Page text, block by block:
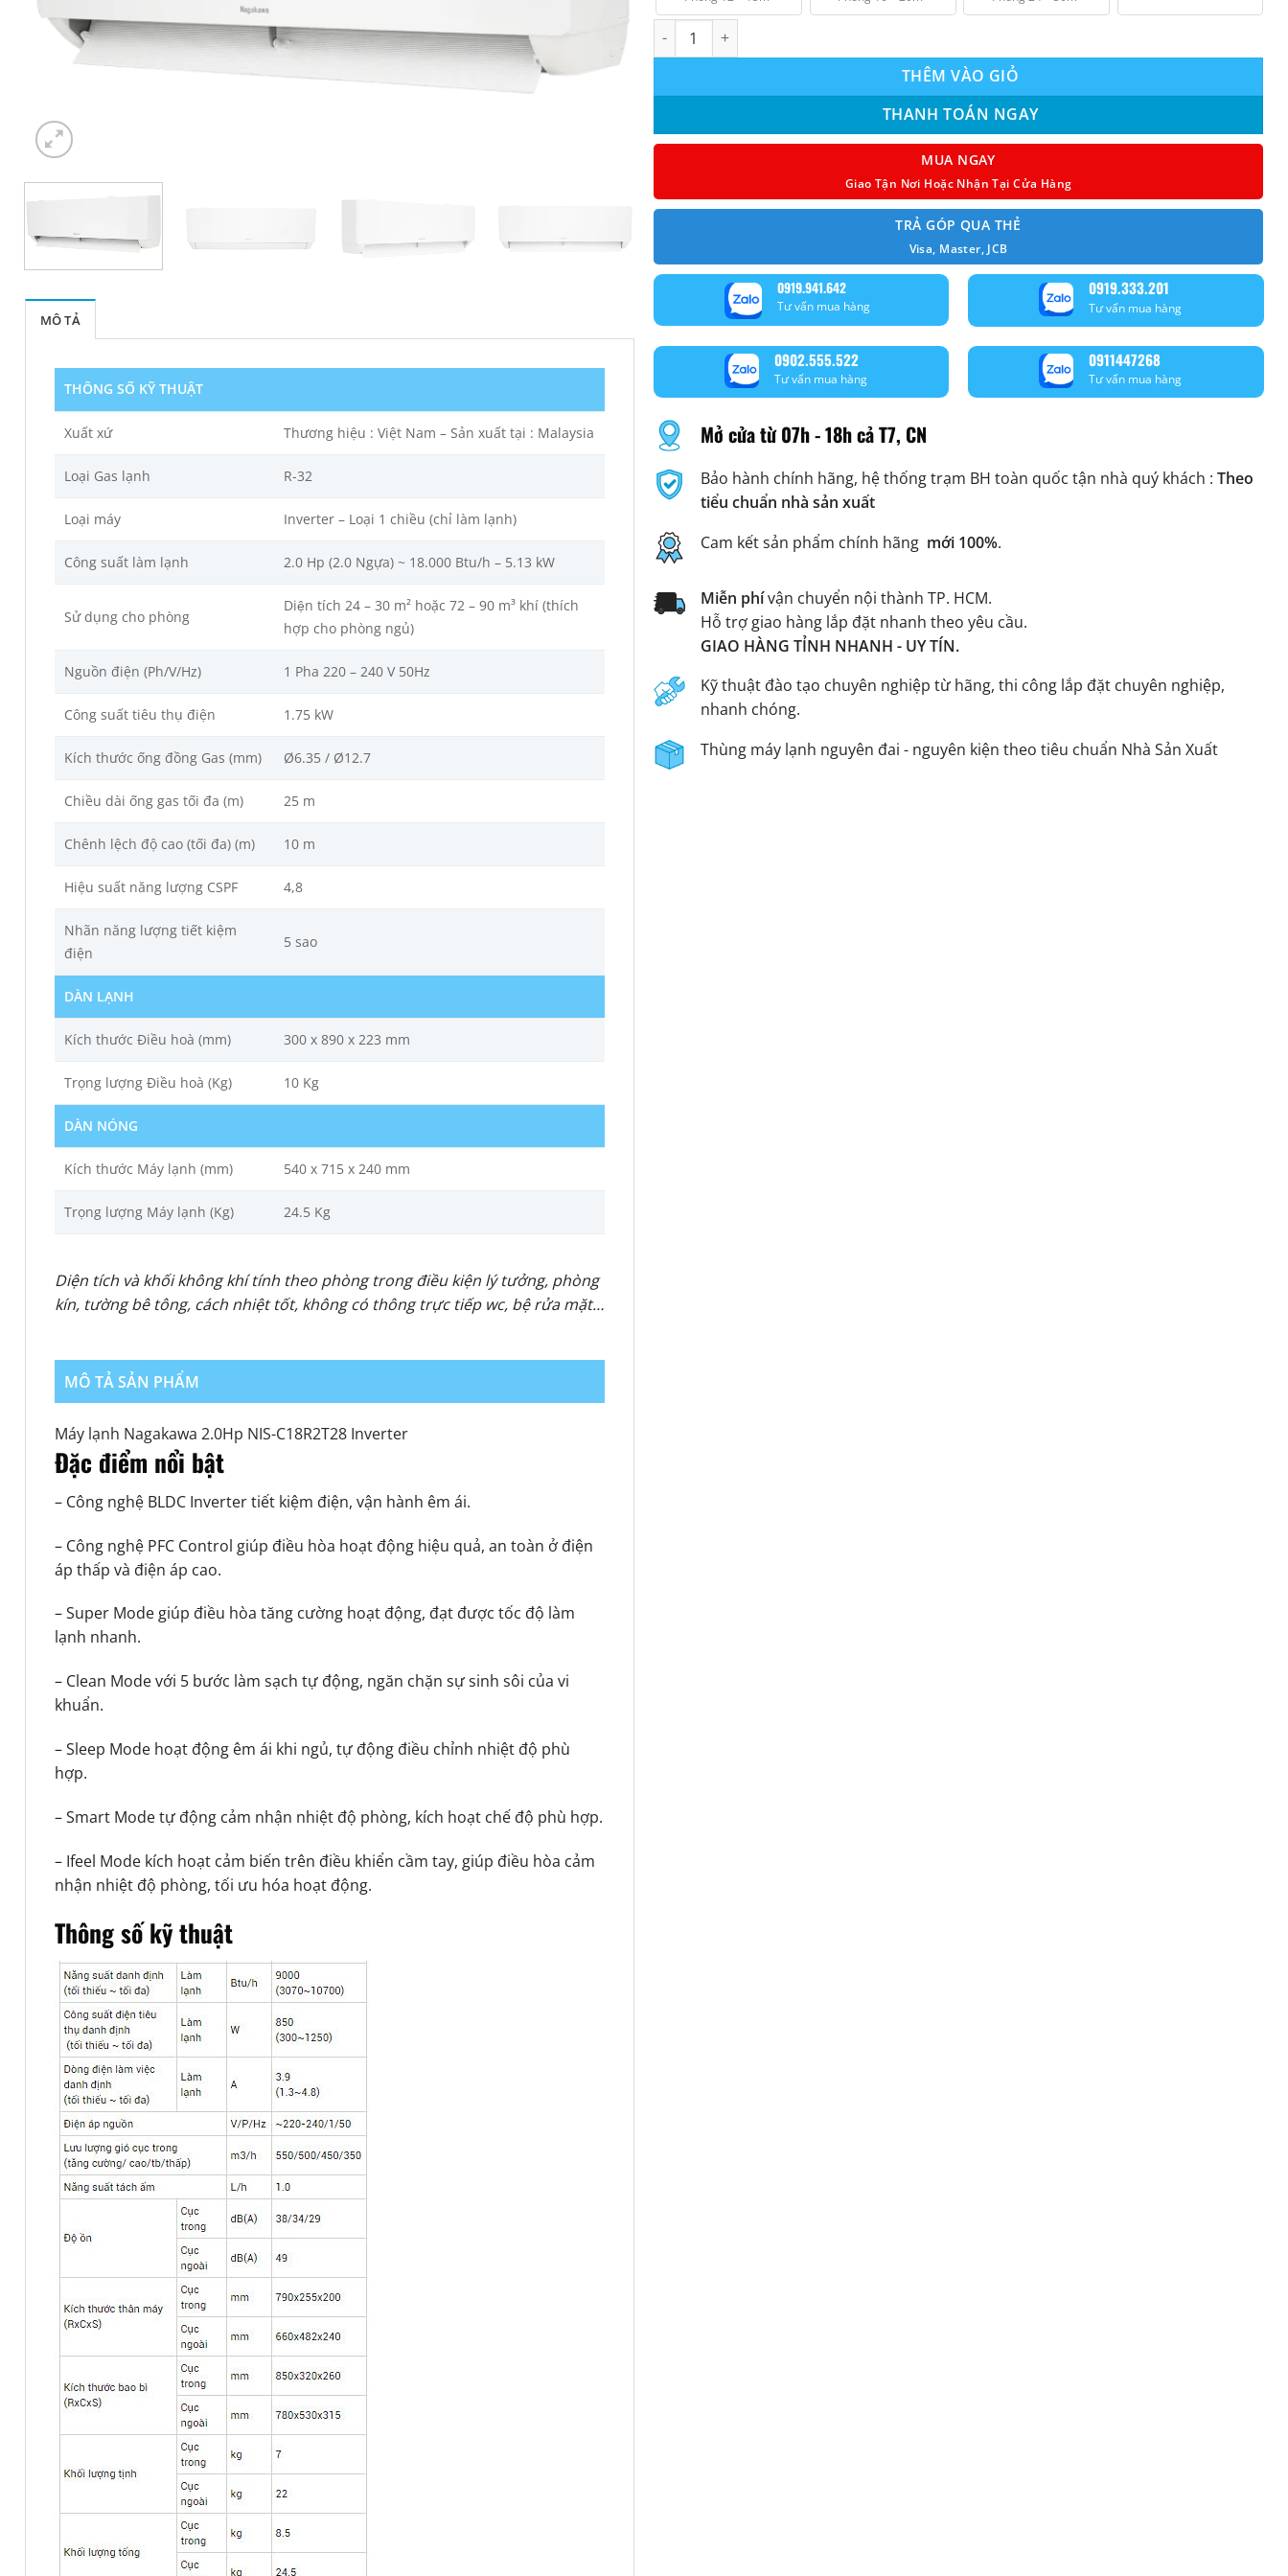
MÔ TẢ
THÔNG SỐ KỸ THUẬT
Xuất xứ Thương hiệu : Việt Nam – Sản xuất tại : Malaysia
Loại Gas lạnh R-32
Loại máy Inverter – Loại 1 chiều (chỉ làm lạnh)
Công suất làm lạnh 2.0 Hp (2.0 Ngựa) ~ 18.000 Btu/h – 5.13 kW
Sử dụng cho phòng
Diện tích 24 – 30 m² hoặc 72 – 90 m³ khí (thích
hợp cho phòng ngủ)
Nguồn điện (Ph/V/Hz) 1 Pha 220 – 240 V 50Hz
Công suất tiêu thụ điện 1.75 kW
Kích thước ống đồng Gas (mm) Ø6.35 / Ø12.7
Chiều dài ống gas tối đa (m) 25 m
Chênh lệch độ cao (tối đa) (m) 10 m
Hiệu suất năng lượng CSPF 4,8
Nhãn năng lượng tiết kiệm
điện
5 sao
DÀN LẠNH
Kích thước Điều hoà (mm) 300 x 890 x 223 mm
Trọng lượng Điều hoà (Kg) 10 Kg
DÀN NÓNG
Kích thước Máy lạnh (mm) 540 x 715 x 240 mm
Trọng lượng Máy lạnh (Kg) 24.5 Kg
Diện tích và khối không khí tính theo phòng trong điều kiện lý tưởng, phòng
kín, tường bê tông, cách nhiệt tốt, không có thông trực tiếp wc, bệ rửa mặt…
MÔ TẢ SẢN PHẨM
Máy lạnh Nagakawa 2.0Hp NIS-C18R2T28 Inverter
Đặc điểm nổi bật
– Công nghệ BLDC Inverter tiết kiệm điện, vận hành êm ái.
– Công nghệ PFC Control giúp điều hòa hoạt động hiệu quả, an toàn ở điện
áp thấp và điện áp cao.
– Super Mode giúp điều hòa tăng cường hoạt động, đạt được tốc độ làm
lạnh nhanh.
– Clean Mode với 5 bước làm sạch tự động, ngăn chặn sự sinh sôi của vi
khuẩn.
– Sleep Mode hoạt động êm ái khi ngủ, tự động điều chỉnh nhiệt độ phù
hợp.
– Smart Mode tự động cảm nhận nhiệt độ phòng, kích hoạt chế độ phù hợp.
– Ifeel Mode kích hoạt cảm biến trên điều khiển cầm tay, giúp điều hòa cảm
nhận nhiệt độ phòng, tối ưu hóa hoạt động.
Thông số kỹ thuật
₫ 8.280.000.
Máy lạnh Nagakawa 2.0Hp NIS-C18R2T28 Inverter Model 2023 số lượng
THÊM VÀO GIỎ
THANH TOÁN NGAY
MUA NGAY
Giao Tận Nơi Hoặc Nhận Tại Cửa Hàng
TRẢ GÓP QUA THẺ
Visa, Master, JCB
0919.941.642
Tư vấn mua hàng
0919.333.201
Tư vấn mua hàng
0902.555.522
Tư vấn mua hàng
0911447268
Tư vấn mua hàng
Mở cửa từ 07h - 18h cả T7, CN
Bảo hành chính hãng, hệ thống trạm BH toàn quốc tận nhà quý khách : Theo
tiểu chuẩn nhà sản xuất
Cam kết sản phẩm chính hãng mới 100%.
Miễn phívận chuyển nội thành TP. HCM.
Hỗ trợ giao hàng lắp đặt nhanh theo yêu cầu.
GIAO HÀNG TỈNH NHANH - UY TÍN.
Kỹ thuật đào tạo chuyên nghiệp từ hãng, thi công lắp đặt chuyên nghiệp,
nhanh chóng.
Thùng máy lạnh nguyên đai - nguyên kiện theo tiêu chuẩn Nhà Sản Xuất